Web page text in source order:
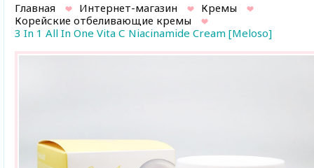
Главная Интернет-магазин
Кремы
Корейские отбеливающие кремы
3 In 1 All In One Vita С Niacinamide Cream [Meloso]